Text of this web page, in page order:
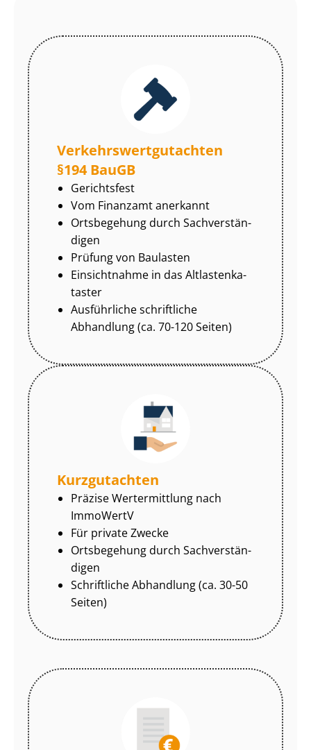
Ver­kehrs­wert­gut­ach­ten
§194 BauGB
Gerichtsfest
Vom Finanzamt anerkannt
Ortsbegehung durch Sach­ver­stän­
di­gen
Prüfung von Baulasten
Einsichtnahme in das Alt­las­ten­ka­
tas­ter
Ausführliche schriftliche
Abhandlung (ca. 70-120 Seiten)
Kurzgutachten
Präzise Wertermittlung nach
ImmoWertV
Für private Zwecke
Ortsbegehung durch Sach­ver­stän­
di­gen
Schriftliche Abhandlung (ca. 30-50
Seiten)